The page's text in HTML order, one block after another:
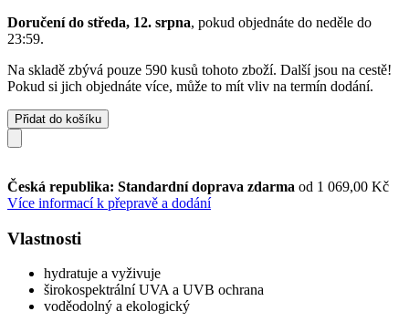
Doručení do středa, 12. srpna, pokud objednáte do neděle do
23:59.
Na skladě zbývá pouze 590 kusů tohoto zboží. Další jsou na cestě!
Pokud si jich objednáte více, může to mít vliv na termín dodání.
Přidat do košíku
Česká republika: Standardní doprava zdarma od 1 069,00 Kč
Více informací k přepravě a dodání
Vlastnosti
hydratuje a vyživuje
širokospektrální UVA a UVB ochrana
voděodolný a ekologický